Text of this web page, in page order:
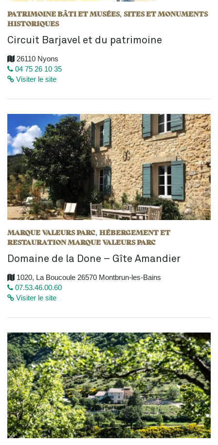
PATRIMOINE BÂTI ET MUSÉES, SITES ET MONUMENTS
HISTORIQUES
Circuit Barjavel et du patrimoine
26110 Nyons
04 75 26 10 35
Visiter le site
MARQUE VALEURS PARC, HÉBERGEMENT ET
RESTAURATION MARQUE VALEURS PARC
Domaine de la Done – Gîte Amandier
1020, La Boucoule 26570 Montbrun-les-Bains
07.53.46.00.60
Visiter le site